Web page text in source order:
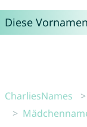
Diese
CharliesNames